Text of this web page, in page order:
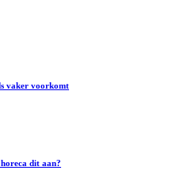
vaker voorkomt
dit aan?